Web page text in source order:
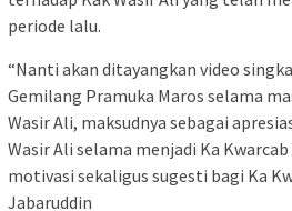
periode lalu.
“Nanti akan ditayangkan video
Gemilang Pramuka Maros selama
Wasir Ali, maksudnya sebagai
Wasir Ali selama menjadi Ka
motivasi sekaligus sugesti bagi Ka
Jabaruddin